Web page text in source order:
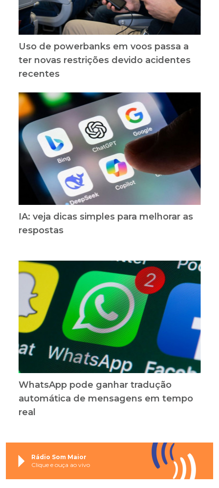
Uso de powerbanks em voos passa a
ter novas restrições devido acidentes
recentes
IA: veja dicas simples para melhorar as
respostas
WhatsApp pode ganhar tradução
automática de mensagens em tempo
real
Rádio Som Maior
Clique e ouça ao vivo